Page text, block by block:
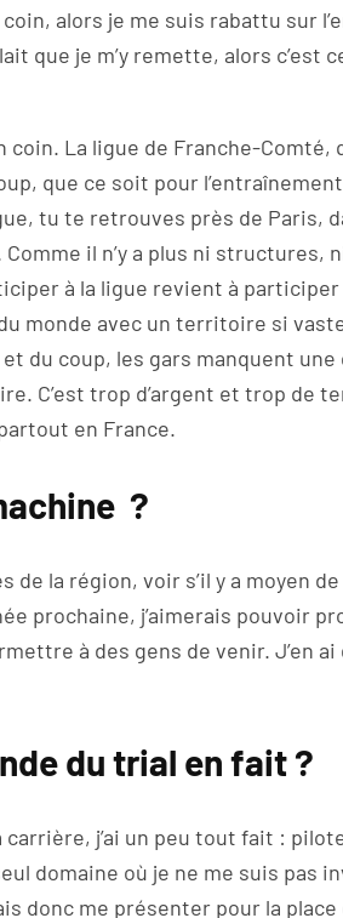
alors je me suis rabattu sur
que je m’y remette, alors c’est
La ligue de Franche-Comté,
que ce soit pour
tu te retrouves près de Paris,
il n’y a plus ni structures,
à la ligue revient à
monde avec un territoire si
du coup, les gars manquent une
C’est trop d’argent et trop de
en France.
?
la région, voir s’il y a moyen
prochaine, j’aimerais pouvoir
à des gens de venir. J’en ai
du trial en fait ?
carrière, j’ai un peu tout fait :
domaine où je ne me suis pas
donc me présenter pour la